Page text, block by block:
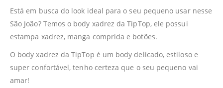
Está em busca do look ideal para o seu pequeno usar nesse
São João? Temos o body xadrez da TipTop, ele possui
estampa xadrez, manga comprida e botões.
O body xadrez da TipTop é um body delicado, estiloso e
super confortável, tenho certeza que o seu pequeno vai
amar!